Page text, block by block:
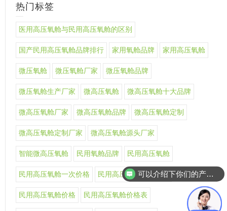
热门标签
医用高压氧舱与民用高压氧舱的区别
国产民用高压氧舱品牌排行 家用氧舱品牌 家用高压氧舱
微压氧舱 微压氧舱厂家 微压氧舱品牌
微压氧舱生产厂家 微高压氧舱 微高压氧舱十大品牌
微高压氧舱厂家 微高压氧舱品牌 微高压氧舱定制
微高压氧舱定制厂家 微高压氧舱源头厂家
智能微高压氧舱 民用氧舱品牌 民用高压氧舱
民用高压氧舱一次价格 民用高压氧舱上市公司
民用高压氧舱价格 民用高压氧舱价格表
可以介绍下你们的产品么